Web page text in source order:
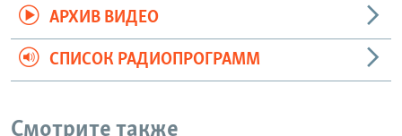
АРХИВ ВИДЕО
СПИСОК РАДИОПРОГРАММ
Смотрите также